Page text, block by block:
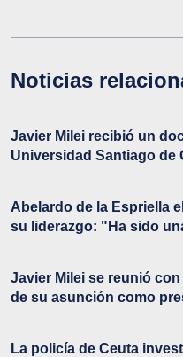
Noticias
Javier Milei recibió un
Universidad Santiago de
Abelardo de la Espriella
su liderazgo: "Ha sido
Javier Milei se reunió
de su asunción como
La policía de Ceuta